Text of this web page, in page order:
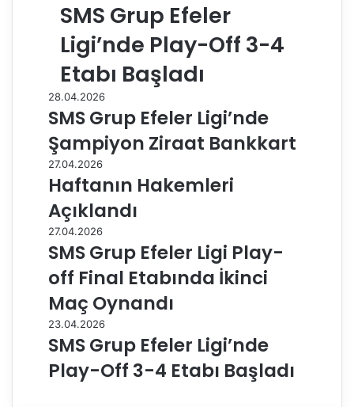
SMS Grup Efeler
Ligi’nde Play-Off 3-4
Etabı Başladı
28.04.2026
SMS Grup Efeler Ligi’nde
Şampiyon Ziraat Bankkart
27.04.2026
Haftanın Hakemleri
Açıklandı
27.04.2026
SMS Grup Efeler Ligi Play-
off Final Etabında İkinci
Maç Oynandı
23.04.2026
SMS Grup Efeler Ligi’nde
Play-Off 3-4 Etabı Başladı